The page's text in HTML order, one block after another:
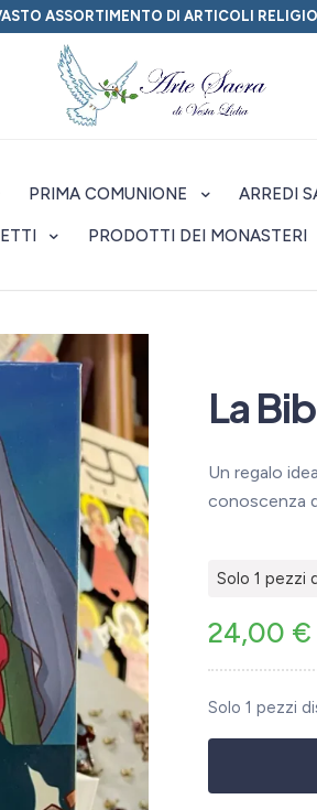
ASSORTIMENTO DI ARTICOLI
PRIMA COMUNIONE ARREDI
PRODOTTI DEI MONASTERI
La
Un regalo
conoscenza
Solo 1 pezzi
24,00 €
Solo 1 pezzi